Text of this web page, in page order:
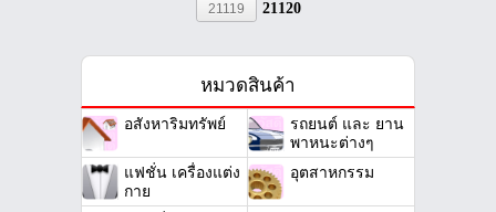
21119 21120
หมวดสินค้า
อสังหาริมทรัพย์
รถยนต์ และ ยาน
พาหนะต่างๆ
แฟชั่น เครื่องแต่ง
กาย
อุตสาหกรรม